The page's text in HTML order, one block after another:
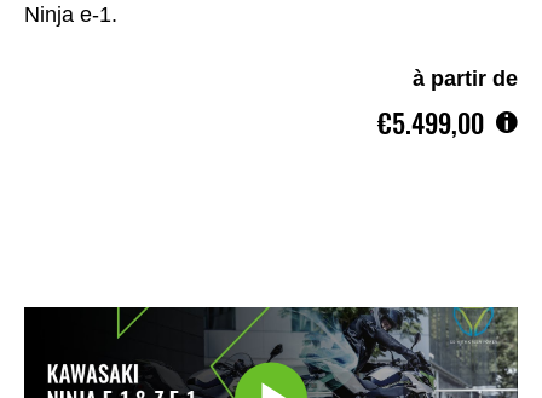
Ninja e-1.
à partir de
€5.499,00